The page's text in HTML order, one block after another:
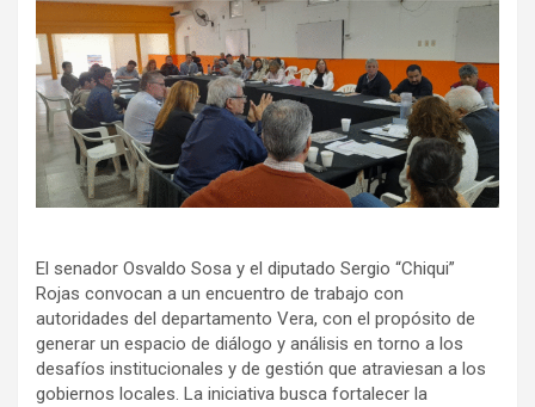
El senador Osvaldo Sosa y el diputado Sergio “Chiqui”
Rojas convocan a un encuentro de trabajo con
autoridades del departamento Vera, con el propósito de
generar un espacio de diálogo y análisis en torno a los
desafíos institucionales y de gestión que atraviesan a los
gobiernos locales. La iniciativa busca fortalecer la